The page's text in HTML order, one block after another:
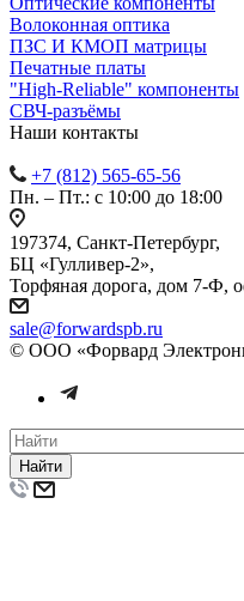
Волоконная оптика
ПЗС И КМОП матрицы
Печатные платы
"High-Reliable" компоненты
СВЧ-разъёмы
Наши контакты
+7 (812) 565-65-56
Пн. – Пт.: с 10:00 до 18:00
197374, Санкт-Петербург,
БЦ «Гулливер-2»,
Торфяная дорога, дом 7-Ф,
sale@forwardspb.ru
© ООО «Форвард
Найти